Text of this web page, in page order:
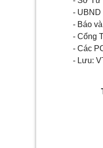
- UBND
- Báo
- Cổng
- Các
- Lưu: